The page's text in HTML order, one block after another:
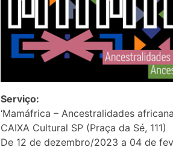
Serviço:
‘Mamáfrica – Ancestralidades
CAIXA Cultural SP (Praça da Sé, 111)
De 12 de dezembro/2023 a 04 de